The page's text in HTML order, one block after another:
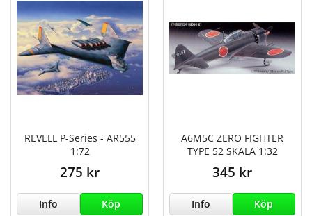
REVELL P-Series - AR555
1:72
275 kr
Info Köp
A6M5C ZERO FIGHTER
TYPE 52 SKALA 1:32
345 kr
Info Köp